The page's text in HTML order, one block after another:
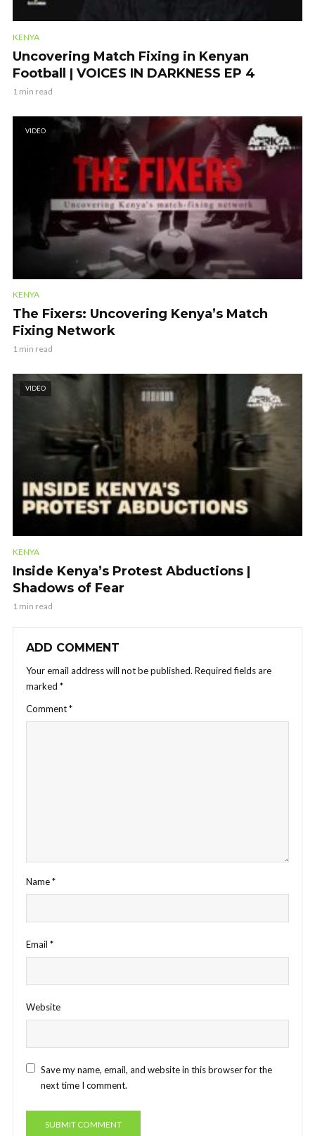
KENYA
Uncovering Match Fixing in Kenyan
Football | VOICES IN DARKNESS EP 4
1 min read
VIDEO
KENYA
The Fixers: Uncovering Kenya’s Match
Fixing Network
1 min read
VIDEO
KENYA
Inside Kenya’s Protest Abductions |
Shadows of Fear
1 min read
ADD COMMENT
Your email address will not be published. Required fields are
marked *
Comment*
Name*
Email *
Website
Save my name, email, and website in this browser for the
next time I comment.